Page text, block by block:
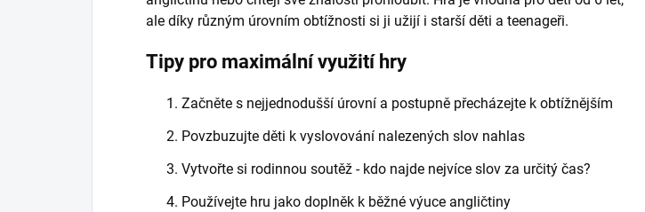
ale díky různým úrovním obtížnosti si ji užijí i starší děti a teenageři.
Tipy pro maximální využití hry
Začněte s nejjednodušší úrovní a postupně přecházejte k obtížnějším
Povzbuzujte děti k vyslovování nalezených slov nahlas
Vytvořte si rodinnou soutěž - kdo najde nejvíce slov za určitý čas?
Používejte hru jako doplněk k běžné výuce angličtiny